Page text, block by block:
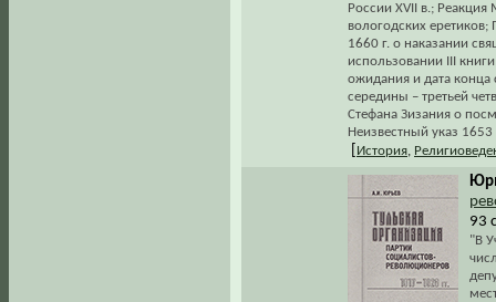
России XVII в.;
вологодских
1660 г. о наказании
использовании III
ожидания и дата конца
середины – третьей
Стефана Зизания о
Неизвестный указ
История,
93
"В